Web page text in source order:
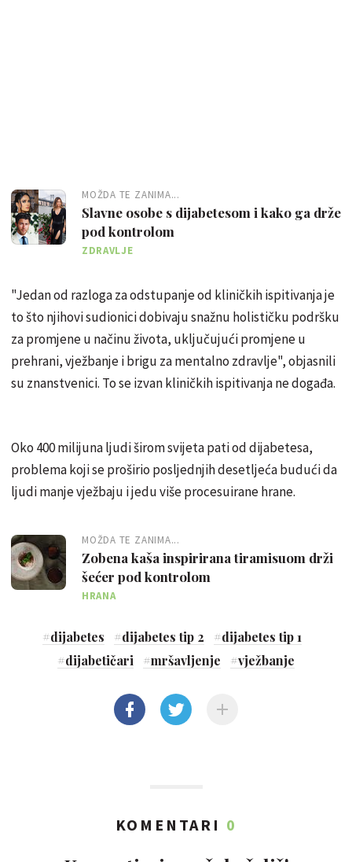
MOŽDA TE ZANIMA...
Slavne osobe s dijabetesom i kako ga drže
pod kontrolom
ZDRAVLJE
"Jedan od razloga za odstupanje od kliničkih ispitivanja je
to što njihovi sudionici dobivaju snažnu holističku podršku
za promjene u načinu života, uključujući promjene u
prehrani, vježbanje i brigu za mentalno zdravlje", objasnili
su znanstvenici. To se izvan kliničkih ispitivanja ne događa.
Oko 400 milijuna ljudi širom svijeta pati od dijabetesa,
problema koji se proširio posljednjih desetljeća budući da
ljudi manje vježbaju i jedu više procesuirane hrane.
MOŽDA TE ZANIMA...
Zobena kaša inspirirana tiramisuom drži
šećer pod kontrolom
HRANA
#dijabetes #dijabetes tip 2 #dijabetes tip 1
#dijabetičari #mršavljenje #vježbanje
KOMENTARI 0